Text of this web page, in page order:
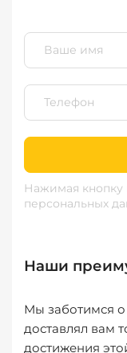
Нажимая кнопку
персональных
Наши
Мы заботимся
доставлял вам
достижения